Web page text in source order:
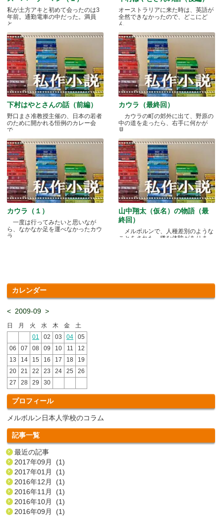
私が土方アキと初めて会ったのは3
年前。通勤電車の中だった。満員
と.....
オーストラリアに来た時は、英語が
全然できなかったので、どこにど
ん.....
下村はやとさんの話（前編）
野口まさ准教授主催の、日本の若者
のために開かれる恒例のカレー会
で.....
カウラ（最終回）
カウラの町の郊外に出て、野原の
中の道を走ったら、右手に何かが
見.....
カウラ（１）
一度は行ってみたいと思いなが
ら、なかなか足を運べなかったカウ
ラ.....
山中翔太（仮名）の物語（最
終回）
メルボルンで、人種差別のような
ことをされた、嫌な体験がありま
カレンダー
< 2009-09 >
日 月 火 水 木 金
土
01
02 03 04
05
06
07 08 09 10 11
12
13
14 15 16 17 18
19
20
21 22 23 24 25
26
27
28 29 30
プロフィール
メルボルン日本人学校のコラム
記事一覧
最近の記事
2017年09月 (1)
2017年01月 (1)
2016年12月 (1)
2016年11月 (1)
2016年10月 (1)
2016年09月 (1)